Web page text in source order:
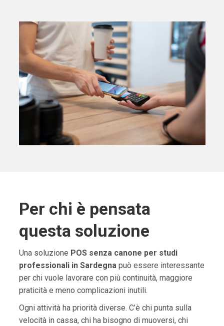
Per chi è pensata
questa soluzione
Una soluzione POS senza canone per studi
professionali in Sardegnapuò essere interessante
per chi vuole lavorare con più continuità, maggiore
praticità e meno complicazioni inutili.
Ogni attività ha priorità diverse. C’è chi punta sulla
velocità in cassa, chi ha bisogno di muoversi, chi